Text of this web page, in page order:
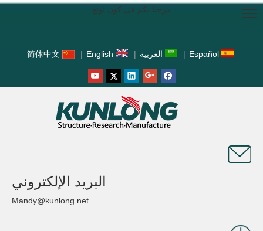
مرحبا بكم في كون لونغ
Español
| العربية |
English
|
简体中文
البريد الإلكتروني
Mandy@kunlong.net